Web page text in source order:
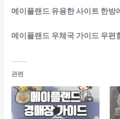
메이플랜드 유용한 사이트 한방
메이플랜드 우체국 가이드 우편
관련